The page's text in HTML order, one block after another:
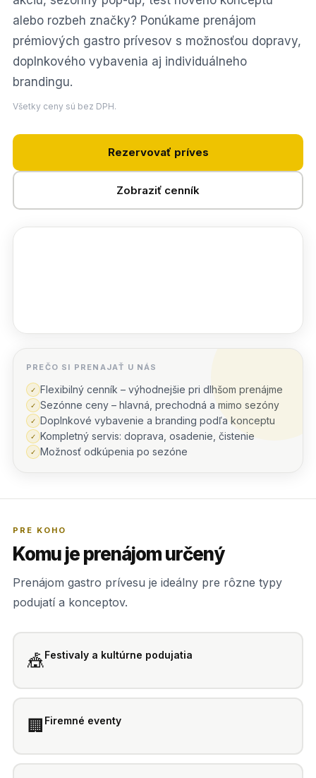
alebo rozbeh značky? Ponúkame prenájom
prémiových gastro prívesov s možnosťou dopravy,
doplnkového vybavenia aj individuálneho
brandingu.
Všetky ceny sú bez DPH.
Rezervovať príves
Zobraziť cenník
PREČO SI PRENAJAŤ U NÁS
✓ Flexibilný cenník – výhodnejšie pri dlhšom prenájme
✓ Sezónne ceny – hlavná, prechodná a mimo sezóny
✓ Doplnkové vybavenie a branding podľa konceptu
✓ Kompletný servis: doprava, osadenie, čistenie
✓ Možnosť odkúpenia po sezóne
PRE KOHO
Komu je prenájom určený
Prenájom gastro prívesu je ideálny pre rôzne typy
podujatí a konceptov.
🎪Festivaly a kultúrne podujatia
🏢 Firemné eventy